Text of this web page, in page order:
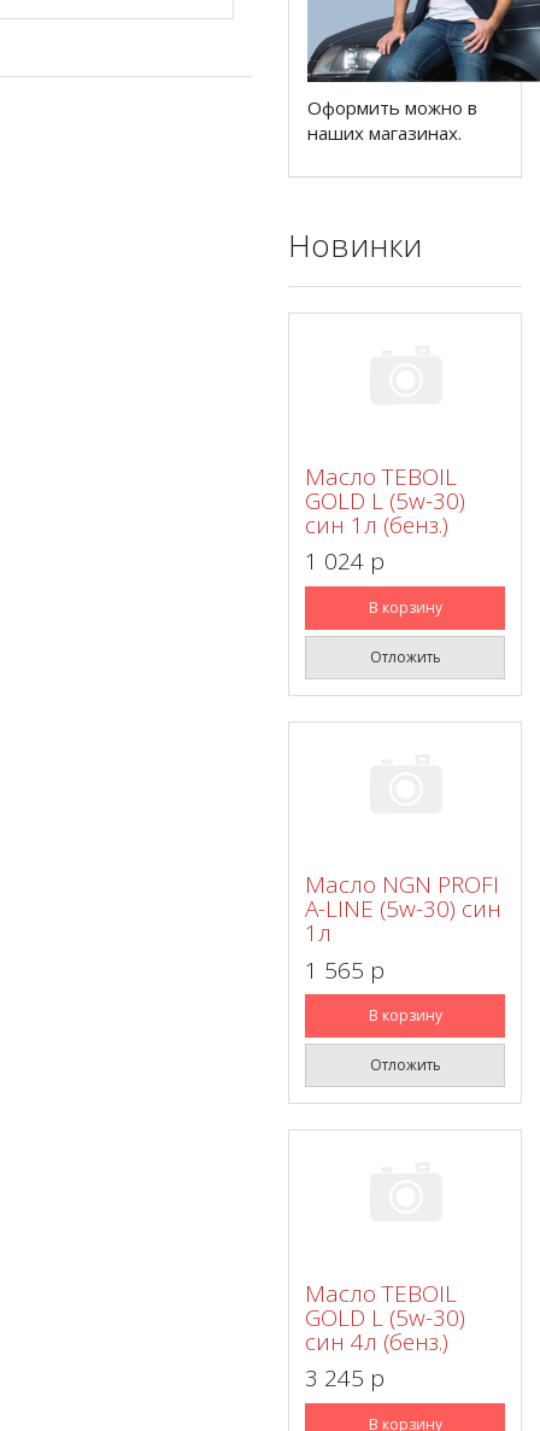
Оформить можно в
наших магазинах.
Новинки
Масло TEBOIL
GOLD L (5w-30)
син 1л (бенз.)
1 024 p
В корзину
Отложить
Масло NGN PROFI
A-LINE (5w-30) син
1л
1 565 p
В корзину
Отложить
Масло TEBOIL
GOLD L (5w-30)
син 4л (бенз.)
3 245 p
В корзину